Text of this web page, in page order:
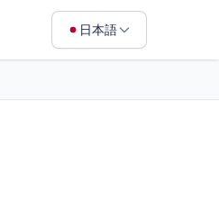
日本語